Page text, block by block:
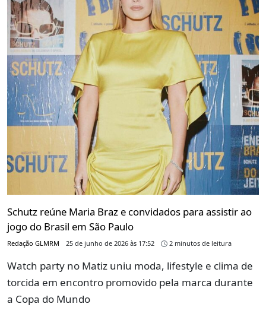
Schutz reúne Maria Braz e convidados para assistir ao
jogo do Brasil em São Paulo
Redação GLMRM 25 de junho de 2026 às 17:52 2 minutos de leitura
Watch party no Matiz uniu moda, lifestyle e clima de
torcida em encontro promovido pela marca durante
a Copa do Mundo